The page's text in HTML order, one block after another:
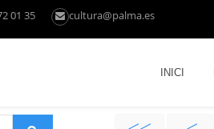
01 35 cultura@palma.es
INICI